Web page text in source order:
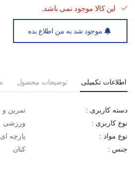
این کالا موجود نمی باشد.
موجود شد به من اطلاع بده
اطلاعات تکمیلی توضیحات محصول
دسته کاربری : تمرین و
نوع کاربری : ورزشی
نوع مواد : پارچه ای
جنس : کتان